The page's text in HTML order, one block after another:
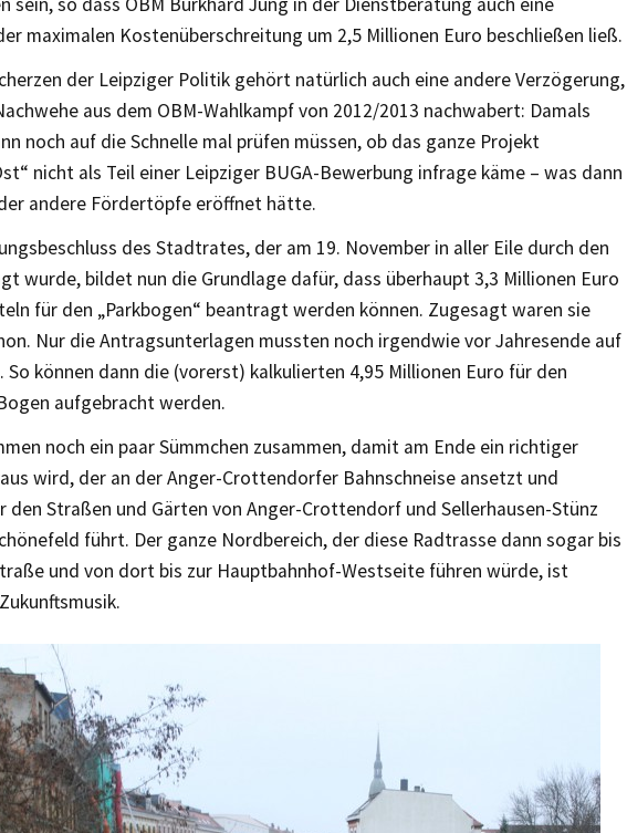
maximalen Kostenüberschreitung um 2,5 Millionen Euro beschließen ließ.
der Leipziger Politik gehört natürlich auch eine andere Verzögerung,
aus dem OBM-Wahlkampf von 2012/2013 nachwabert: Damals
noch auf die Schnelle mal prüfen müssen, ob das ganze Projekt
nicht als Teil einer Leipziger BUGA-Bewerbung infrage käme – was dann
andere Fördertöpfe eröffnet hätte.
des Stadtrates, der am 19. November in aller Eile durch den
wurde, bildet nun die Grundlage dafür, dass überhaupt 3,3 Millionen Euro
für den „Parkbogen“ beantragt werden können. Zugesagt waren sie
Nur die Antragsunterlagen mussten noch irgendwie vor Jahresende auf
So können dann die (vorerst) kalkulierten 4,95 Millionen Euro für den
aufgebracht werden.
noch ein paar Sümmchen zusammen, damit am Ende ein richtiger
wird, der an der Anger-Crottendorfer Bahnschneise ansetzt und
den Straßen und Gärten von Anger-Crottendorf und Sellerhausen-Stünz
führt. Der ganze Nordbereich, der diese Radtrasse dann sogar bis
und von dort bis zur Hauptbahnhof-Westseite führen würde, ist